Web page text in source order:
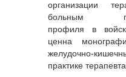
организации
больным
профиля в
ценна
желудочно-
практике